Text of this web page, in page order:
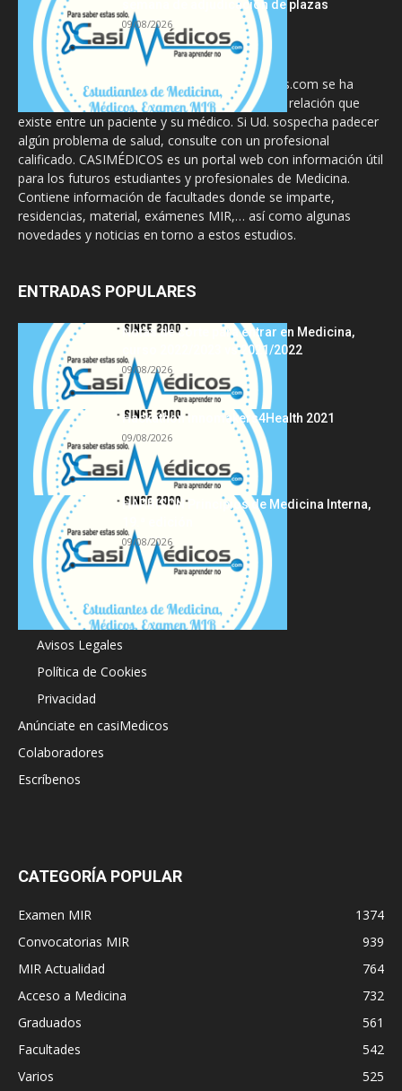
semana de adjudicación de plazas
09/08/2026
La información proporcionada en CasiMedicos.com se ha
diseñado para complementar, no substituir, la relación que
existe entre un paciente y su médico. Si Ud. sospecha padecer
algún problema de salud, consulte con un profesional
calificado. CASIMÉDICOS es un portal web con información útil
para los futuros estudiantes y profesionales de Medicina.
Contiene información de facultades donde se imparte,
residencias, material, exámenes MIR,… así como algunas
novedades y noticias en torno a estos estudios.
ENTRADAS POPULARES
Notas de corte para entrar en Medicina,
curso 2022/2023 vs 2021/2022
09/08/2026
Hackathon Innomakers4Health 2021
09/08/2026
HARRISON Principios de Medicina Interna,
09/08/2026
Acerca de
Avisos Legales
Política de Cookies
Privacidad
Anúnciate en casiMedicos
Colaboradores
Escríbenos
CATEGORÍA POPULAR
Examen MIR
1374
Convocatorias MIR
939
MIR Actualidad
764
Acceso a Medicina
732
Graduados
561
Facultades
542
Varios
525